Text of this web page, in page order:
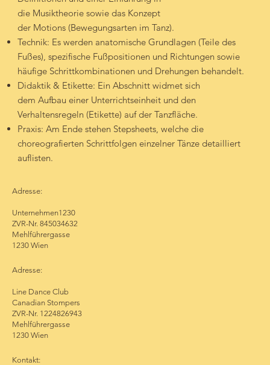
die Musiktheorie sowie das Konzept
der Motions (Bewegungsarten im Tanz).
Technik: Es werden anatomische Grundlagen (Teile des
Fußes), spezifische Fußpositionen und Richtungen sowie
häufige Schrittkombinationen und Drehungen behandelt.
Didaktik & Etikette: Ein Abschnitt widmet sich
dem Aufbau einer Unterrichtseinheit und den
Verhaltensregeln (Etikette) auf der Tanzfläche.
Praxis: Am Ende stehen Stepsheets, welche die
choreografierten Schrittfolgen einzelner Tänze detailliert
auflisten.
Adresse:
Unternehmen1230
ZVR-Nr. 845034632
Mehlführergasse
1230 Wien
Adresse:
Line Dance Club
Canadian Stompers
ZVR-Nr. 1224826943
Mehlführergasse
1230 Wien
Kontakt: